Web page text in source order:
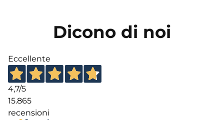
Dicono di noi
Eccellente
4,7/5
15.865
recensioni